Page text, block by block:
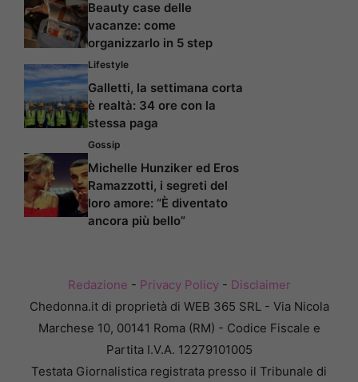
Beauty case delle
vacanze: come
organizzarlo in 5 step
Lifestyle
Galletti, la settimana corta
è realtà: 34 ore con la
stessa paga
Gossip
Michelle Hunziker ed Eros
Ramazzotti, i segreti del
loro amore: “È diventato
ancora più bello”
Redazione - Privacy Policy- Disclaimer
Chedonna.it di proprietà di WEB 365 SRL - Via Nicola
Marchese 10, 00141 Roma (RM) - Codice Fiscale e
Partita I.V.A. 12279101005
Testata Giornalistica registrata presso il Tribunale di